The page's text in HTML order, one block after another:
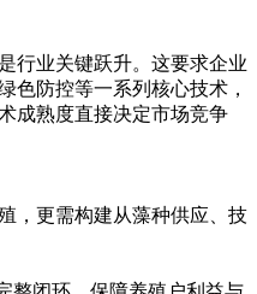
行业关键跃升。这要求企业
色防控等一系列核心技术，
成熟度直接决定市场竞争
，更需构建从藻种供应、技